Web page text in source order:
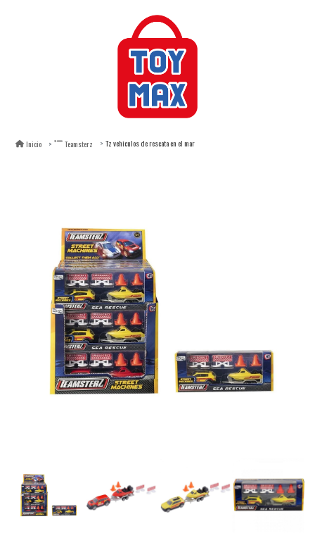
Inicio Teamsterz Tz vehiculos de rescata en el mar